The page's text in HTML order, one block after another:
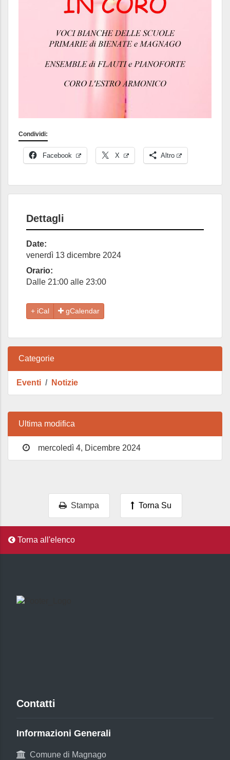
Condividi:
Facebook X Altro
Dettagli
Date:
venerdì 13 dicembre 2024
Orario:
Dalle 21:00 alle 23:00
gCalendar
Categorie
Eventi Notizie
Ultima modifica
mercoledì 4, Dicembre 2024
Stampa Torna Su
Torna all'elenco
Contatti
Informazioni Generali
Comune di Magnago